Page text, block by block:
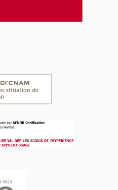
situation de